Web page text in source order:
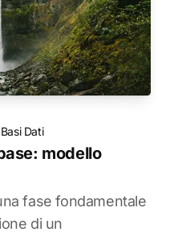
Basi Dati
modello
fase fondamentale
di un